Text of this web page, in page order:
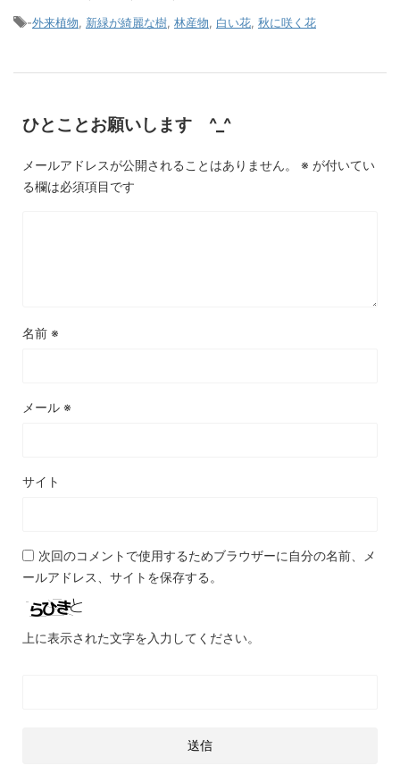
-外来植物 新緑が綺麗な樹 林産物 白い花 秋に咲く花
ひとことお願いします ^_^
メールアドレスが公開されることはありません。 ※ が付いてい
る欄は必須項目です
名前 ※
メール ※
サイト
次回のコメントで使用するためブラウザーに自分の名前、メ
ールアドレス、サイトを保存する。
上に表示された文字を入力してください。